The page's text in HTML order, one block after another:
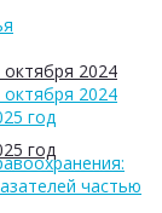
2024
год
2024
год
частью